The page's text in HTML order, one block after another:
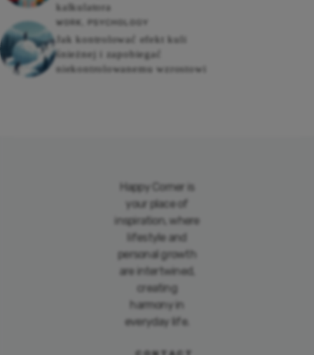
kalkulatora
WORK PSYCHOLOGY
Jak kontrolować efekt kuli
śnieżnej i zapobiegać
niekontrolowanemu wzrostowi
Happy Corner is
your place of
inspiration, where
lifestyle and
personal growth
are intertwined,
creating
harmony in
everyday life.